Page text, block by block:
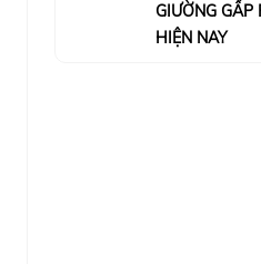
GIƯỜNG GẤP
HIỆN NAY